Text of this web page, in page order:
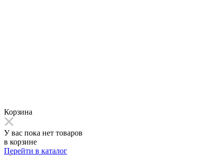
Корзина
У вас пока нет товаров
в корзине
Перейти в каталог